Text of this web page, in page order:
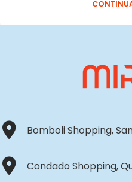
Bomboli Shopping,
Condado Shopping,